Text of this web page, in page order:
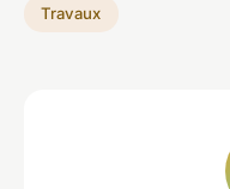
Travaux